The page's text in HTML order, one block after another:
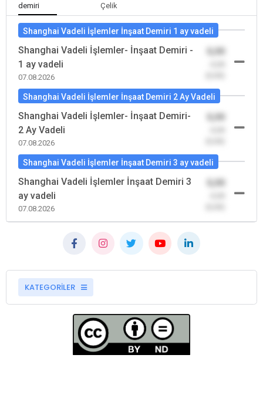
demiri
Çelik
Shanghai Vadeli İşlemler İnşaat Demiri 1 ay vadeli
Shanghai Vadeli İşlemler- İnşaat Demiri -
1 ay vadeli
07.08.2026
Shanghai Vadeli İşlemler İnşaat Demiri 2 Ay Vadeli
Shanghai Vadeli İşlemler- İnşaat Demiri-
2 Ay Vadeli
07.08.2026
Shanghai Vadeli İşlemler İnşaat Demiri 3 ay vadeli
Shanghai Vadeli İşlemler İnşaat Demiri 3
ay vadeli
07.08.2026
KATEGORİLER